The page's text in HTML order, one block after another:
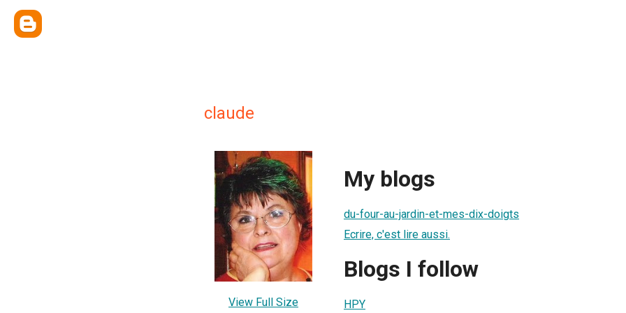
claude
View Full Size
My blogs
du-four-au-jardin-et-mes-dix-doigts
Ecrire, c'est lire aussi.
Blogs I follow
HPY